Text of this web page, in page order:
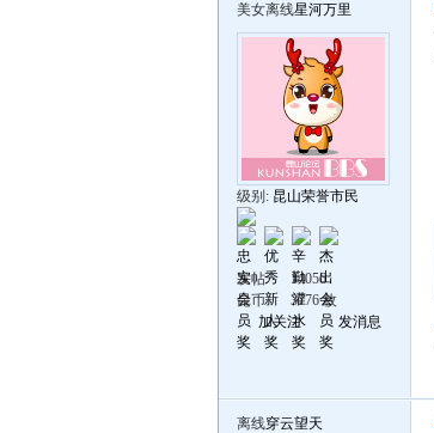
美女离线星河万里
级别: 昆山荣誉市民
发帖
14056
昆币
3776 枚
加关注
发消息
离线穿云望天